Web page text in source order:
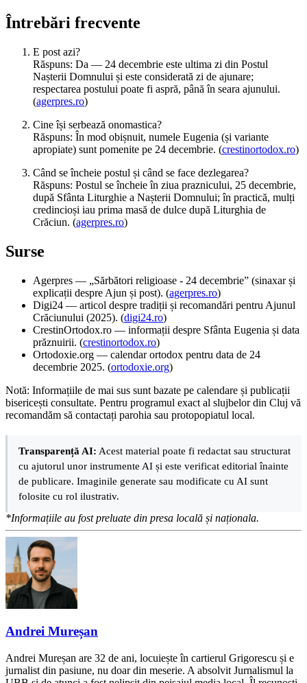
Întrebări frecvente
E post azi?
Răspuns: Da — 24 decembrie este ultima zi din Postul
Nașterii Domnului și este considerată zi de ajunare;
respectarea postului poate fi aspră, până în seara ajunului.
(agerpres.ro)
Cine își serbează onomastica?
Răspuns: În mod obișnuit, numele Eugenia (și variante
apropiate) sunt pomenite pe 24 decembrie. (crestinortodox.ro)
Când se încheie postul și când se face dezlegarea?
Răspuns: Postul se încheie în ziua praznicului, 25 decembrie,
după Sfânta Liturghie a Nașterii Domnului; în practică, mulți
credincioși iau prima masă de dulce după Liturghia de
Crăciun. (agerpres.ro)
Surse
Agerpres — „Sărbători religioase - 24 decembrie” (sinaxar și
explicații despre Ajun și post). (agerpres.ro)
Digi24 — articol despre tradiții și recomandări pentru Ajunul
Crăciunului (2025). (digi24.ro)
CrestinOrtodox.ro — informații despre Sfânta Eugenia și data
prăznuirii. (crestinortodox.ro)
Ortodoxie.org — calendar ortodox pentru data de 24
decembrie 2025. (ortodoxie.org)
Notă: Informațiile de mai sus sunt bazate pe calendare și publicații
bisericești consultate. Pentru programul exact al slujbelor din Cluj vă
recomandăm să contactați parohia sau protopopiatul local.
Transparență AI: Acest material poate fi redactat sau structurat
cu ajutorul unor instrumente AI și este verificat editorial înainte
de publicare. Imaginile generate sau modificate cu AI sunt
folosite cu rol ilustrativ.
*Informațiile au fost preluate din presa locală și naționala.
Andrei Mureșan
Andrei Mureșan are 32 de ani, locuiește în cartierul Grigorescu și e
jurnalist din pasiune, nu doar din meserie. A absolvit Jurnalismul la